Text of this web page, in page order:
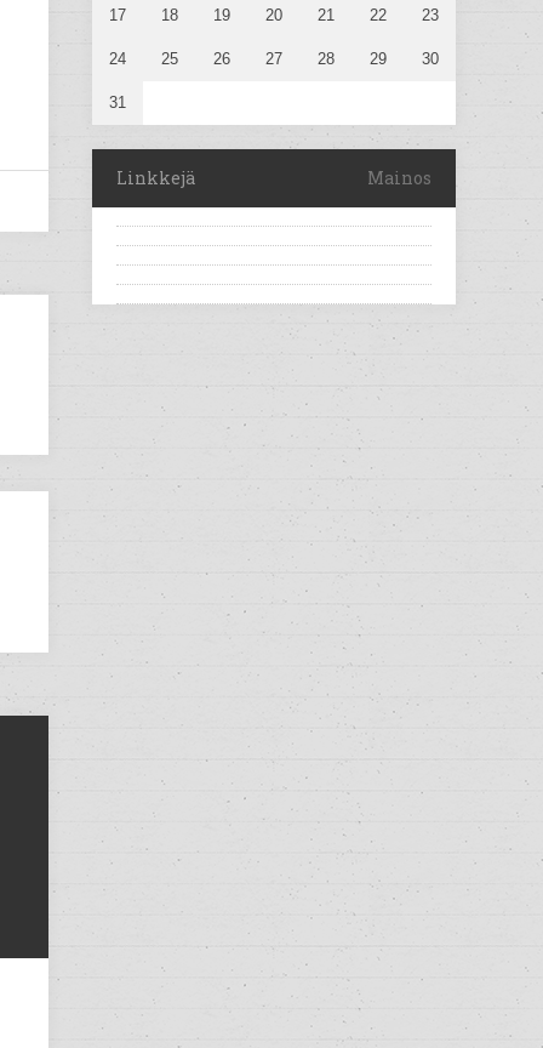
17 18 19 20 21 22 23
24 25 26 27 28 29 30
31
Linkkejä Mainos